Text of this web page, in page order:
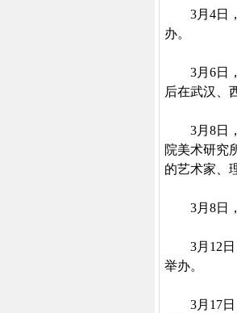
3月 4日
办。
3月 6日
后在武汉、
3月 8日
院美术研究
的艺术家、
3月 8日
3月 12 日
举办。
3月 17日